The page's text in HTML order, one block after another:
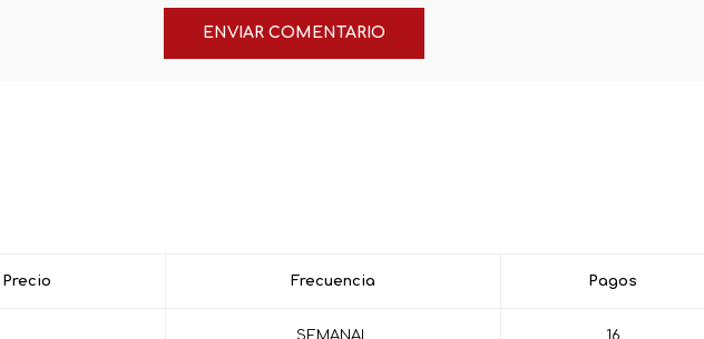
Precio Frecuencia Pagos